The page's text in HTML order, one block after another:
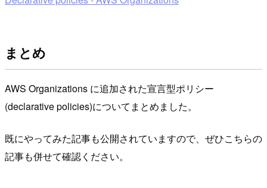
まとめ
AWS Organizations に追加された宣言型ポリシー
(declarative policies)についてまとめました。
既にやってみた記事も公開されていますので、ぜひこちらの
記事も併せて確認ください。